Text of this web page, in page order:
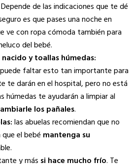
Depende de las indicaciones que te dé
es que pases una noche en
ve con ropa cómoda también para
del bebé.
y toallas húmedas:
faltar esto tan importante para
te darán en el hospital, pero no está
húmedas te ayudarán a limpiar al
los pañales.
las abuelas recomiendan que no
el bebé mantenga su
y más si hace mucho frío. Te